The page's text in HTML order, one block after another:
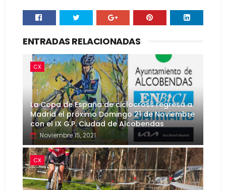
ENTRADAS RELACIONADAS
CX
La Copa de España de ciclocross regresa a
Madrid el próximo Domingo 21 de Noviembre
con el IX G.P. Ciudad de Alcobendas
Noviembre 15, 2021
CX